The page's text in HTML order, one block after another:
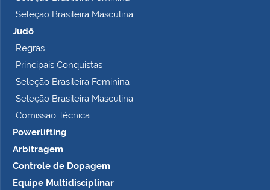
Seleção Brasileira Masculina
Judô
Regras
Principais Conquistas
Seleção Brasileira Feminina
Seleção Brasileira Masculina
Comissão Técnica
Powerlifting
Arbitragem
Controle de Dopagem
Equipe Multidisciplinar